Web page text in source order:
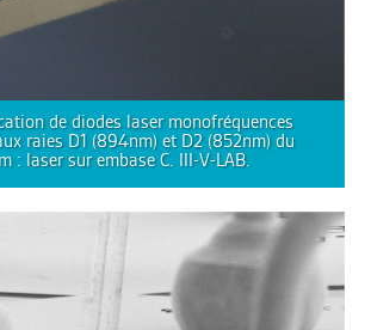
de diodes laser monofréquences
raies D1 (894nm) et D2 (852nm) du
: laser sur embase C. III-V-LAB.